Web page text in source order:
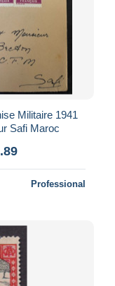
Militaire 1941
Safi Maroc
Professional